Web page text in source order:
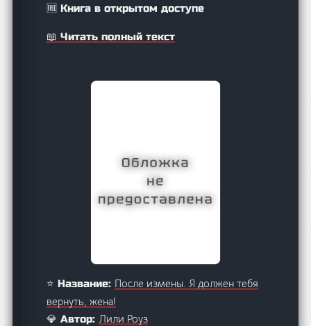
🆓 Книга в открытом доступе
📖 Читать полный текст
⭐ Название: После измены. Я должен тебя
вернуть, жена!
💎 Автор: Лили Роуз